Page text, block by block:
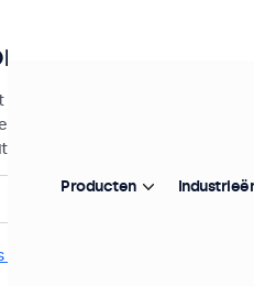
veelzijdige
en kunnen daarmee
armen.
alle filters
Producten